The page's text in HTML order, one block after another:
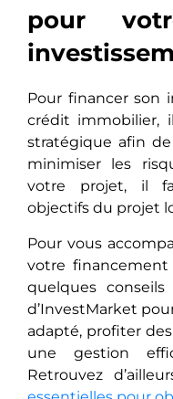
pour
Pour financer son
crédit immobilier,
stratégique afin
minimiser les
votre projet, il
objectifs du projet
Pour vous
votre financement
quelques
d’InvestMarket
adapté, profiter
une gestion
Retrouvez